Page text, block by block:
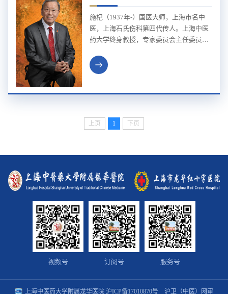
会顾问，中华中医药学会肿瘤分会名誉主
任委员，...
施杞（1937年-）国医大师，上海市名中
医，上海石氏伤科第四代传人。上海中医
药大学终身教授，专家委员会主任委员，
誉教授。第2、3、4、5、6、7批全国老中
医药专家学术经验继承工作指导老师，全
疗法”代表性传承人。曾任中华中医药学会
会第1、2、3届会长，上海市中医药学会
第5、6届会长。从事中医骨伤科事业60
上页 1 下页
视频号 订阅号 服务号
上海中医药大学附属龙华医院 沪ICP备17010870号 沪卫（中医）网审